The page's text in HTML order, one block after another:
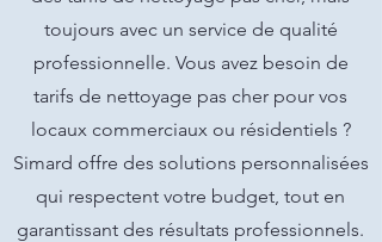
toujours avec un service de qualité
professionnelle. Vous avez besoin de
tarifs de nettoyage pas cher pour vos
locaux commerciaux ou résidentiels ?
Simard offre des solutions personnalisées
qui respectent votre budget, tout en
garantissant des résultats professionnels.